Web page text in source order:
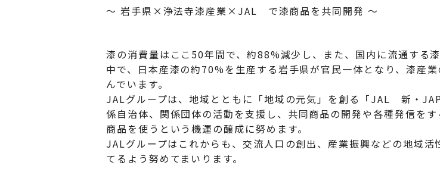
～ 岩手県×浄法寺漆産業×JAL で漆商品を共同開発 ～
漆の消費量はここ50年間で、約88%減少し、また、国内に流通する
中で、日本産漆の約70%を生産する岩手県が官民一体となり、漆産
んでいます。
JALグループは、地域とともに「地域の元気」を創る「JAL 新・
係自治体、関係団体の活動を支援し、共同商品の開発や各種発信を
商品を使うという機運の醸成に努めます。
JALグループはこれからも、交流人口の創出、産業振興などの地域
てるよう努めてまいります。